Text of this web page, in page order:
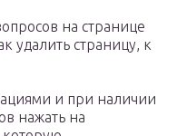
на странице
удалить страницу, к
и при наличии
нажать на